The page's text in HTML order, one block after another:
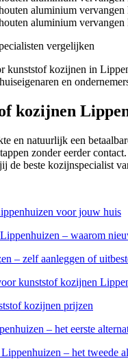
kunststof kozijnen in
en
kozijnen
en natuurlijk een
zonder eerder
de beste kozijnspecialist
voor jouw huis
– waarom
– zelf aanleggen of
kunststof kozijnen
kozijnen prijzen
– het eerste
– het tweede